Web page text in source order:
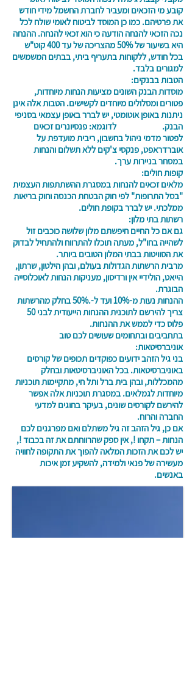
קובע מי הזכאים ומעביר לחברת החשמל מידי חודש
את פרטיהם. כמו כן המוסד לביטוח לאומי שולח לכל
נכה הזכאי להנחה הודעה כי הוא זכאי להנחה. ההנחה
היא בשיעור של 50% מהצריכה של עד 400 קוט"ש
בכל חודש, ללקוחות בתעריף ביתי, בבתים המשמשים
למגורים בלבד.
הטבות בבנקים:
מוסדות הבנק השונים מציעות הנחות מיוחדות,
פטורים ומסלולים מיוחדים לקשישים. הטבות אלה אינן
ניתנות באופן אוטומטי, יש לברר באופן עצמאי בסניפי
הבנק. לדוגמא: פנסיונרים זכאים
לפטור מדמי ניהול בחשבון, ריבית מועדפת על
אוברדראפט, פנקסי צ'קים ללא תשלום והנחות
במסחר בניירות ערך.
קופות חולים:
מלאים זכאים להנחות במסגרת ההשתתפות העצמית
"בסל התרופות" לפי חוק הבטחת הכנסה וחוק בריאות
ממלכתי. יש לברר בקופת חולים.
רשתות בתי מלון:
גם אם כל החיים חיפשתם מלון שלושה כוכבים זול
לשהייה בחו"ל, מעתה תוכלו להתרווח ולהתחיל לבדוק
את הסוויטות בבתי המלון הטובים ביותר.
מרבית הרשתות הגדולות בעולם, ובהן הילטון, שרתון,
הייאט, הולידיי אין ורדיסון, מעניקות הנחות לאוכלוסייה
הבוגרת.
ההנחות נעות מ-10% ועד ל-.50% בחלק מהרשתות
צריך להירשם לתוכנית ההנחות הייעודית לבני 50
פלוס כדי לממש את ההנחות.
בתחביבים ובתחומים שעושים לכם טוב
אוניברסיטאות:
בני גיל הזהב ידועים כפוקדים תכופים של קורסים
באוניברסיטאות. בכל האוניברסיטאות ובחלק
מהמכללות, ובהן בית ברל ותל חי, מתקיימות תוכניות
מיוחדות לגמלאים. במסגרת תוכניות אלה אפשר
להירשם לקורסים שונים, בעיקר בחוגים למדעי
החברה והרוח.
אם כן, גיל הזהב זה גיל משתלם ואם מפרגנים לכם
הנחות – תקחו !, אין ספק שהרווחתם את זה בכבוד !,
יש לכם את הזכות המלאה להפוך את התקופה לחוויה
מעשירה של פנאי ולמידה, להשקיע זמן איכות
באנשים.